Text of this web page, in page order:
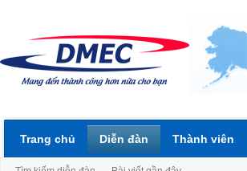
Trang chủ Diễn đàn Thành viên